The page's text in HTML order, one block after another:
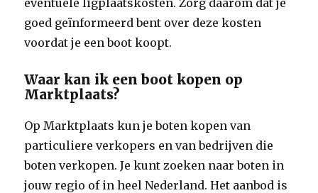
eventuele ligplaatskosten. Zorg daarom dat je
goed geïnformeerd bent over deze kosten
voordat je een boot koopt.
Waar kan ik een boot kopen op
Marktplaats?
Op Marktplaats kun je boten kopen van
particuliere verkopers en van bedrijven die
boten verkopen. Je kunt zoeken naar boten in
jouw regio of in heel Nederland. Het aanbod is